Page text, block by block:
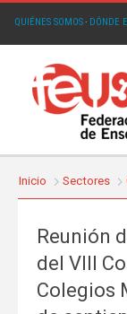
QUIÉNES SOMOS· DÓNDE
Inicio Sectores
Reunión
del VIII
Colegios